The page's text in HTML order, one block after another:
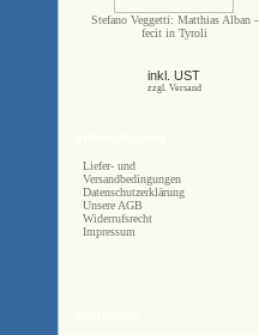
Stefano Veggetti: Matthias Alban -
fecit in Tyroli
inkl. UST
zzgl. Versand
Liefer- und
Versandbedingungen
Datenschutzerklärung
Unsere AGB
Widerrufsrecht
Impressum